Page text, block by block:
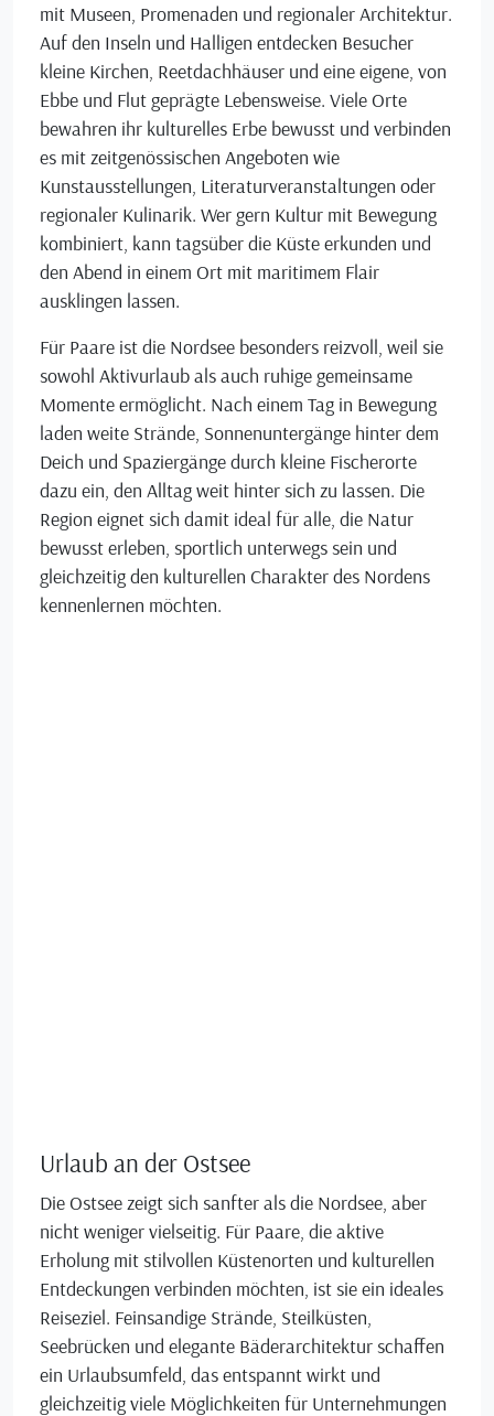
mit Museen, Promenaden und regionaler Architektur.
Auf den Inseln und Halligen entdecken Besucher
kleine Kirchen, Reetdachhäuser und eine eigene, von
Ebbe und Flut geprägte Lebensweise. Viele Orte
bewahren ihr kulturelles Erbe bewusst und verbinden
es mit zeitgenössischen Angeboten wie
Kunstausstellungen, Literaturveranstaltungen oder
regionaler Kulinarik. Wer gern Kultur mit Bewegung
kombiniert, kann tagsüber die Küste erkunden und
den Abend in einem Ort mit maritimem Flair
ausklingen lassen.
Für Paare ist die Nordsee besonders reizvoll, weil sie
sowohl Aktivurlaub als auch ruhige gemeinsame
Momente ermöglicht. Nach einem Tag in Bewegung
laden weite Strände, Sonnenuntergänge hinter dem
Deich und Spaziergänge durch kleine Fischerorte
dazu ein, den Alltag weit hinter sich zu lassen. Die
Region eignet sich damit ideal für alle, die Natur
bewusst erleben, sportlich unterwegs sein und
gleichzeitig den kulturellen Charakter des Nordens
kennenlernen möchten.
Urlaub an der Ostsee
Die Ostsee zeigt sich sanfter als die Nordsee, aber
nicht weniger vielseitig. Für Paare, die aktive
Erholung mit stilvollen Küstenorten und kulturellen
Entdeckungen verbinden möchten, ist sie ein ideales
Reiseziel. Feinsandige Strände, Steilküsten,
Seebrücken und elegante Bäderarchitektur schaffen
ein Urlaubsumfeld, das entspannt wirkt und
gleichzeitig viele Möglichkeiten für Unternehmungen